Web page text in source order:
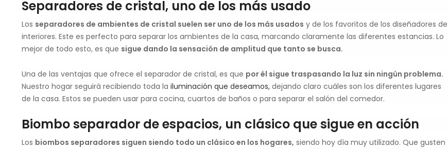
Separadores de cristal, uno de los más usado
Los separadores de ambientes de cristal suelen ser uno de los más usados y de los favoritos de los diseñadores de
interiores. Este es perfecto para separar los ambientes de la casa, marcando claramente las diferentes estancias. Lo
mejor de todo esto, es que sigue dando la sensación de amplitud que tanto se busca.
Una de las ventajas que ofrece el separador de cristal, es que por él sigue traspasando la luz sin ningún problema.
Nuestro hogar seguirá recibiendo toda la iluminación que deseamos, dejando claro cuáles son los diferentes lugares
de la casa. Estos se pueden usar para cocina, cuartos de baños o para separar el salón del comedor.
Biombo separador de espacios, un clásico que sigue en acción
Los biombos separadores siguen siendo todo un clásico en los hogares, siendo hoy día muy utilizado. Que gusten